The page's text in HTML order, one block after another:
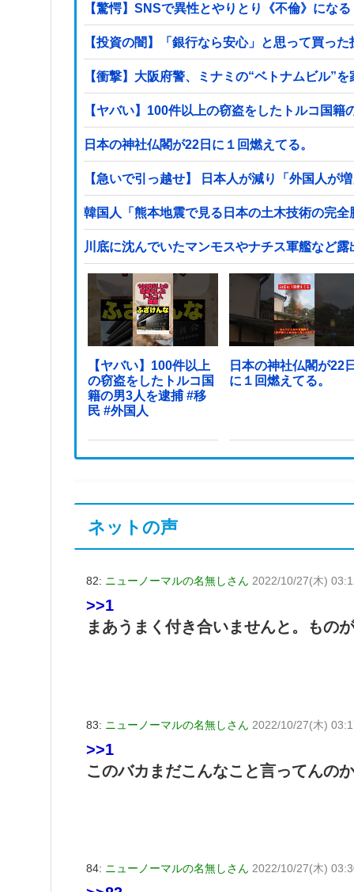
【驚愕】SNSで異性とやりとり《不倫》にな
【投資の闇】「銀行なら安心」と思って買っ
【衝撃】大阪府警、ミナミの“ベトナムビル”
日本の神社仏閣が22日に１回燃えてる。
【急いで引っ越せ】 日本人が減り「外国人
韓国人「熊本地震で見る日本の土木技術の完
川底に沈んでいたマンモスやナチス軍艦など
【ヤバい】100件以上
の窃盗をしたトルコ国
籍の男3人を逮捕 #移
民 #外国人
日本の神社仏閣が22
に１回燃えてる。
ネットの声
82: ニューノーマルの名無しさん 2022/10/27(木)
>>1
まあうまく付き合いませんと。もの
83: ニューノーマルの名無しさん 2022/10/27(木)
>>1
このバカまだこんなこと言ってんの
84: ニューノーマルの名無しさん 2022/10/27(木)